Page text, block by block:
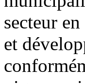
secteur
et